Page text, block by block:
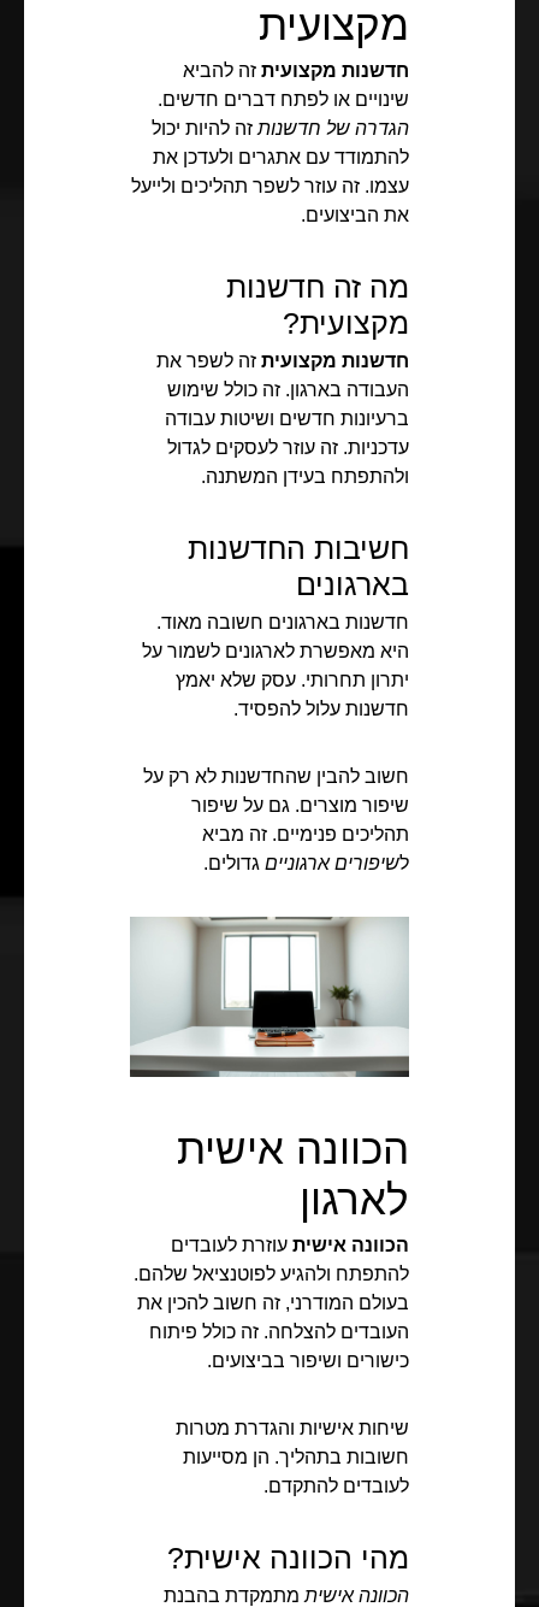
מקצועית
חדשנות מקצועית זה להביא
שינויים או לפתח דברים חדשים.
הגדרה של חדשנותזה להיות יכול
להתמודד עם אתגרים ולעדכן את
עצמו. זה עוזר לשפר תהליכים ולייעל
את הביצועים.
מה זה חדשנות
מקצועית?
חדשנות מקצועית זה לשפר את
העבודה בארגון. זה כולל שימוש
ברעיונות חדשים ושיטות עבודה
עדכניות. זה עוזר לעסקים לגדול
ולהתפתח בעידן המשתנה.
חשיבות החדשנות
בארגונים
חדשנות בארגונים חשובה מאוד.
היא מאפשרת לארגונים לשמור על
יתרון תחרותי. עסק שלא יאמץ
חדשנות עלול להפסיד.
חשוב להבין שהחדשנות לא רק על
שיפור מוצרים. גם על שיפור
תהליכים פנימיים. זה מביא
לשיפורים ארגוניים גדולים.
הכוונה אישית
לארגון
הכוונה אישית עוזרת לעובדים
להתפתח ולהגיע לפוטנציאל שלהם.
בעולם המודרני, זה חשוב להכין את
העובדים להצלחה. זה כולל פיתוח
כישורים ושיפור בביצועים.
שיחות אישיות והגדרת מטרות
חשובות בתהליך. הן מסייעות
לעובדים להתקדם.
מהי הכוונה אישית?
הכוונה אישית מתמקדת בהבנת